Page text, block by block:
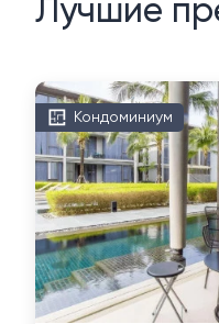
Лучшие
Кондоминиум